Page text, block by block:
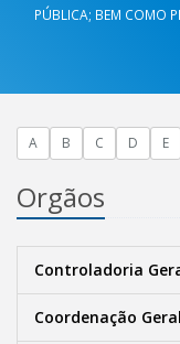
PÚBLICA; BEM COMO
A B C D E
Orgãos
Controladoria
Coordenação